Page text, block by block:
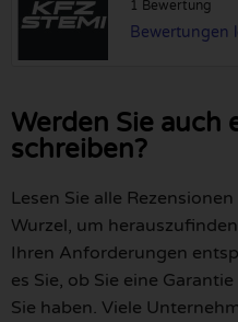
1 Bewertung
Bewertungen
Werden Sie auch
schreiben?
Lesen Sie alle
Wurzel, um
Ihren Anforderungen
es Sie, ob Sie eine
Sie haben. Viele